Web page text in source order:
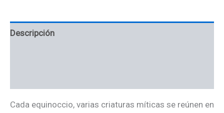
Descripción
Cada equinoccio, varias criaturas míticas se reúnen en